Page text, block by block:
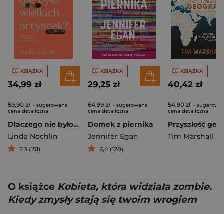
KSIĄŻKA
34,99 zł
59,90 zł - sugerowana
cena detaliczna
Dlaczego nie było wielkich artystek?
Linda Nochlin
7,3 (151)
KSIĄŻKA
29,25 zł
64,99 zł - sugerowana
cena detaliczna
Domek z piernika
Jennifer Egan
6,4 (128)
KSIĄŻKA
40,42 zł
54,90 zł -
cena detaliczna
Tim Marshall
O książce Kobieta, która widziała zombie.
Kiedy zmysły stają się twoim wrogiem